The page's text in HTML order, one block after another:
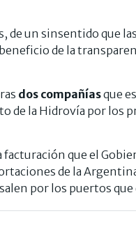
de un sinsentido que
de la
dos compañíasque
de la Hidrovía por los
facturación que el
de la
por los puertos que